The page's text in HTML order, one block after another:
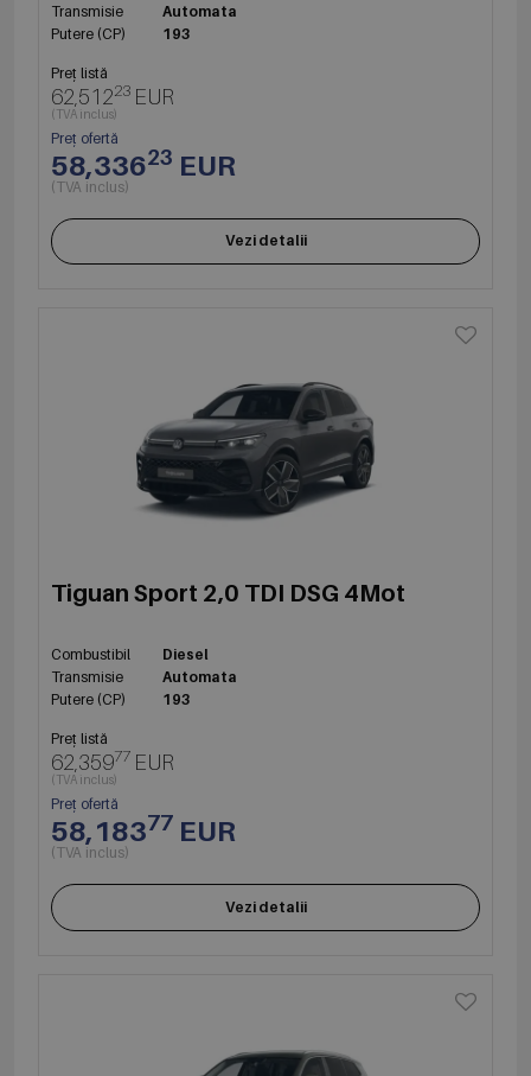
Transmisie
Automata
Putere (CP)
193
Preț listă
62,51223 EUR
(TVA inclus)
Preț ofertă
58,33623 EUR
(TVA inclus)
Vezi detalii
Tiguan Sport 2,0 TDI DSG 4Mot
Combustibil
Diesel
Transmisie
Automata
Putere (CP)
193
Preț listă
62,35977 EUR
(TVA inclus)
Preț ofertă
58,18377 EUR
(TVA inclus)
Vezi detalii